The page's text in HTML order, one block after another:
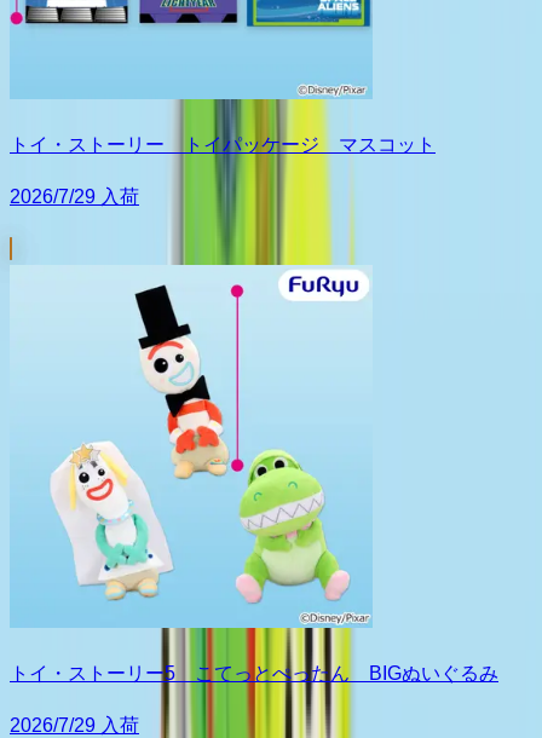
トイ・ストーリー トイパッケージ マスコット
2026/7/29 入荷
トイ・ストーリー5 こてっとぺったん BIGぬいぐるみ
2026/7/29 入荷